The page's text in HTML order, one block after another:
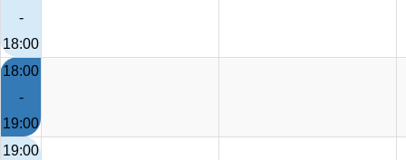
-
18:00
18:00
-
19:00
19:00